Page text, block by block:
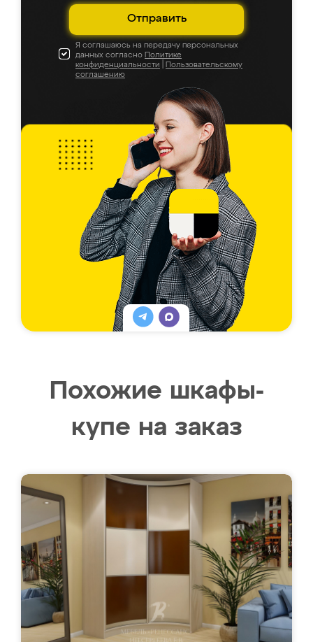
Отправить
Я соглашаюсь на передачу персональных
данных согласно Политике
конфиденциальности
Пользовательскому
соглашению
Похожие шкафы-
купе на заказ